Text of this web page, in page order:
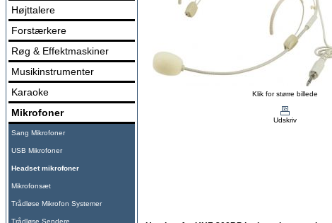
Højttalere
Forstærkere
Røg & Effektmaskiner
Musikinstrumenter
Karaoke
Mikrofoner
Sang Mikrofoner
USB Mikrofoner
Headset mikrofoner
Mikrofonsæt
Trådløse Mikrofon Systemer
Trådløse Sendere
Klik for større billede
Udskriv